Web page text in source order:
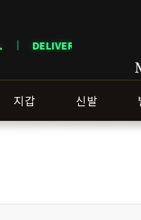
· 지역에 따라 배송 일정이
지갑 신발